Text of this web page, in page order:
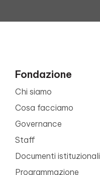
Fondazione
Chi siamo
Cosa facciamo
Governance
Staff
Documenti istituzionali
Programmazione